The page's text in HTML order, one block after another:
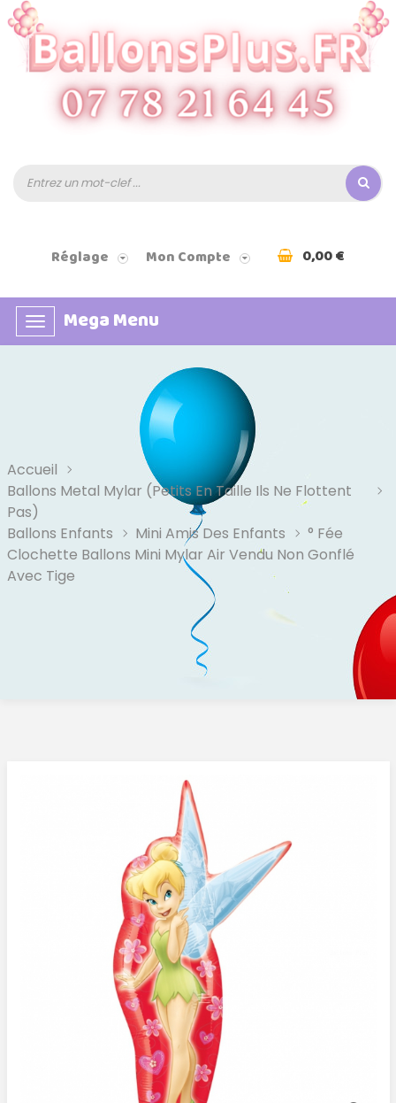
Réglage Mon Compte 0,00 €
Basculer
la
Mega Menu
Accueil
Ballons Metal Mylar (Petits En Taille Ils Ne Flottent
Pas)
Ballons Enfants
Mini Amis Des Enfants
° Fée
Clochette Ballons Mini Mylar Air Vendu Non Gonflé
Avec Tige